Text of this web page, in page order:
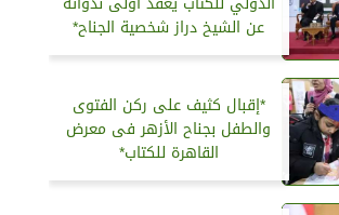
عن الشيخ دراز شخصية الجناح*
*إقبال كثيف على ركن الفتوى
والطفل بجناح الأزهر فى معرض
القاهرة للكتاب*